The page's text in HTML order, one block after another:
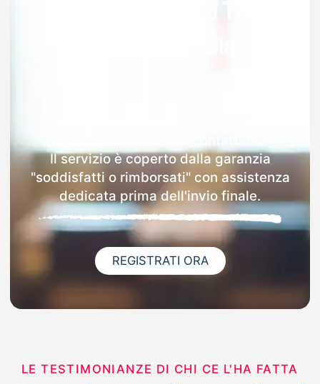
Il servizio è coperto dalla garanzia
"soddisfatti o rimborsati" con assistenza
dedicata prima dell'invio finale.
REGISTRATI ORA
LE TESTIMONIANZE DI CHI CE L'HA FATTA